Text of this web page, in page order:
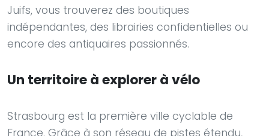
Juifs, vous trouverez des boutiques
indépendantes, des librairies confidentielles ou
encore des antiquaires passionnés.
Un territoire à explorer à vélo
Strasbourg est la première ville cyclable de
France. Grâce à son réseau de pistes étendu,